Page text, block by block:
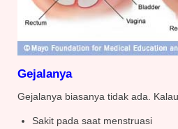
Gejalanya
Gejalanya biasanya tidak ada.
Sakit pada saat menstruasi